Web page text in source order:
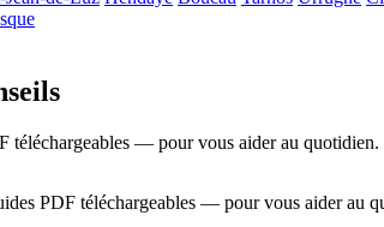
téléchargeables — pour vous aider au quotidien.
PDF téléchargeables — pour vous aider au